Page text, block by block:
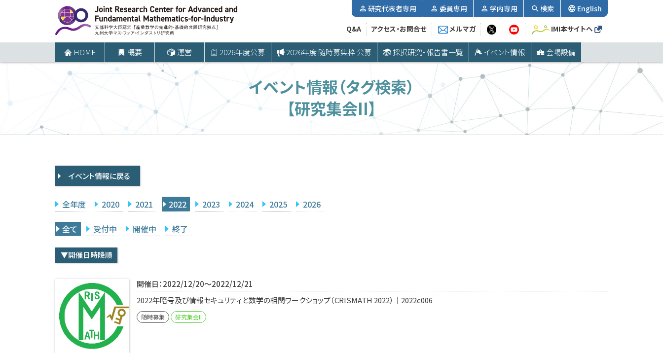
ツ
プ
HOME 概要 運営 2026年度公募 2026年度 随時募集枠 公募 採択研究・報告書一覧 イベント情報 会場設備
研究代表者専用 委員専用 学内専用 検索 English
Q&A アクセス・お問合せ メルマガ IMI本サイトへ
イベント情報（タグ検索）
【研究集会II】
イベント情報に戻る
全年度 2020 2021 2022 2023 2024 2025 2026
全て 受付中 開催中 終了
▼開催日時降順
開催日：2022/12/20～2022/12/21
2022年暗号及び情報セキュリティと数学の相関ワークショップ（CRISMATH 2022）｜2022c006
随時募集 研究集会II